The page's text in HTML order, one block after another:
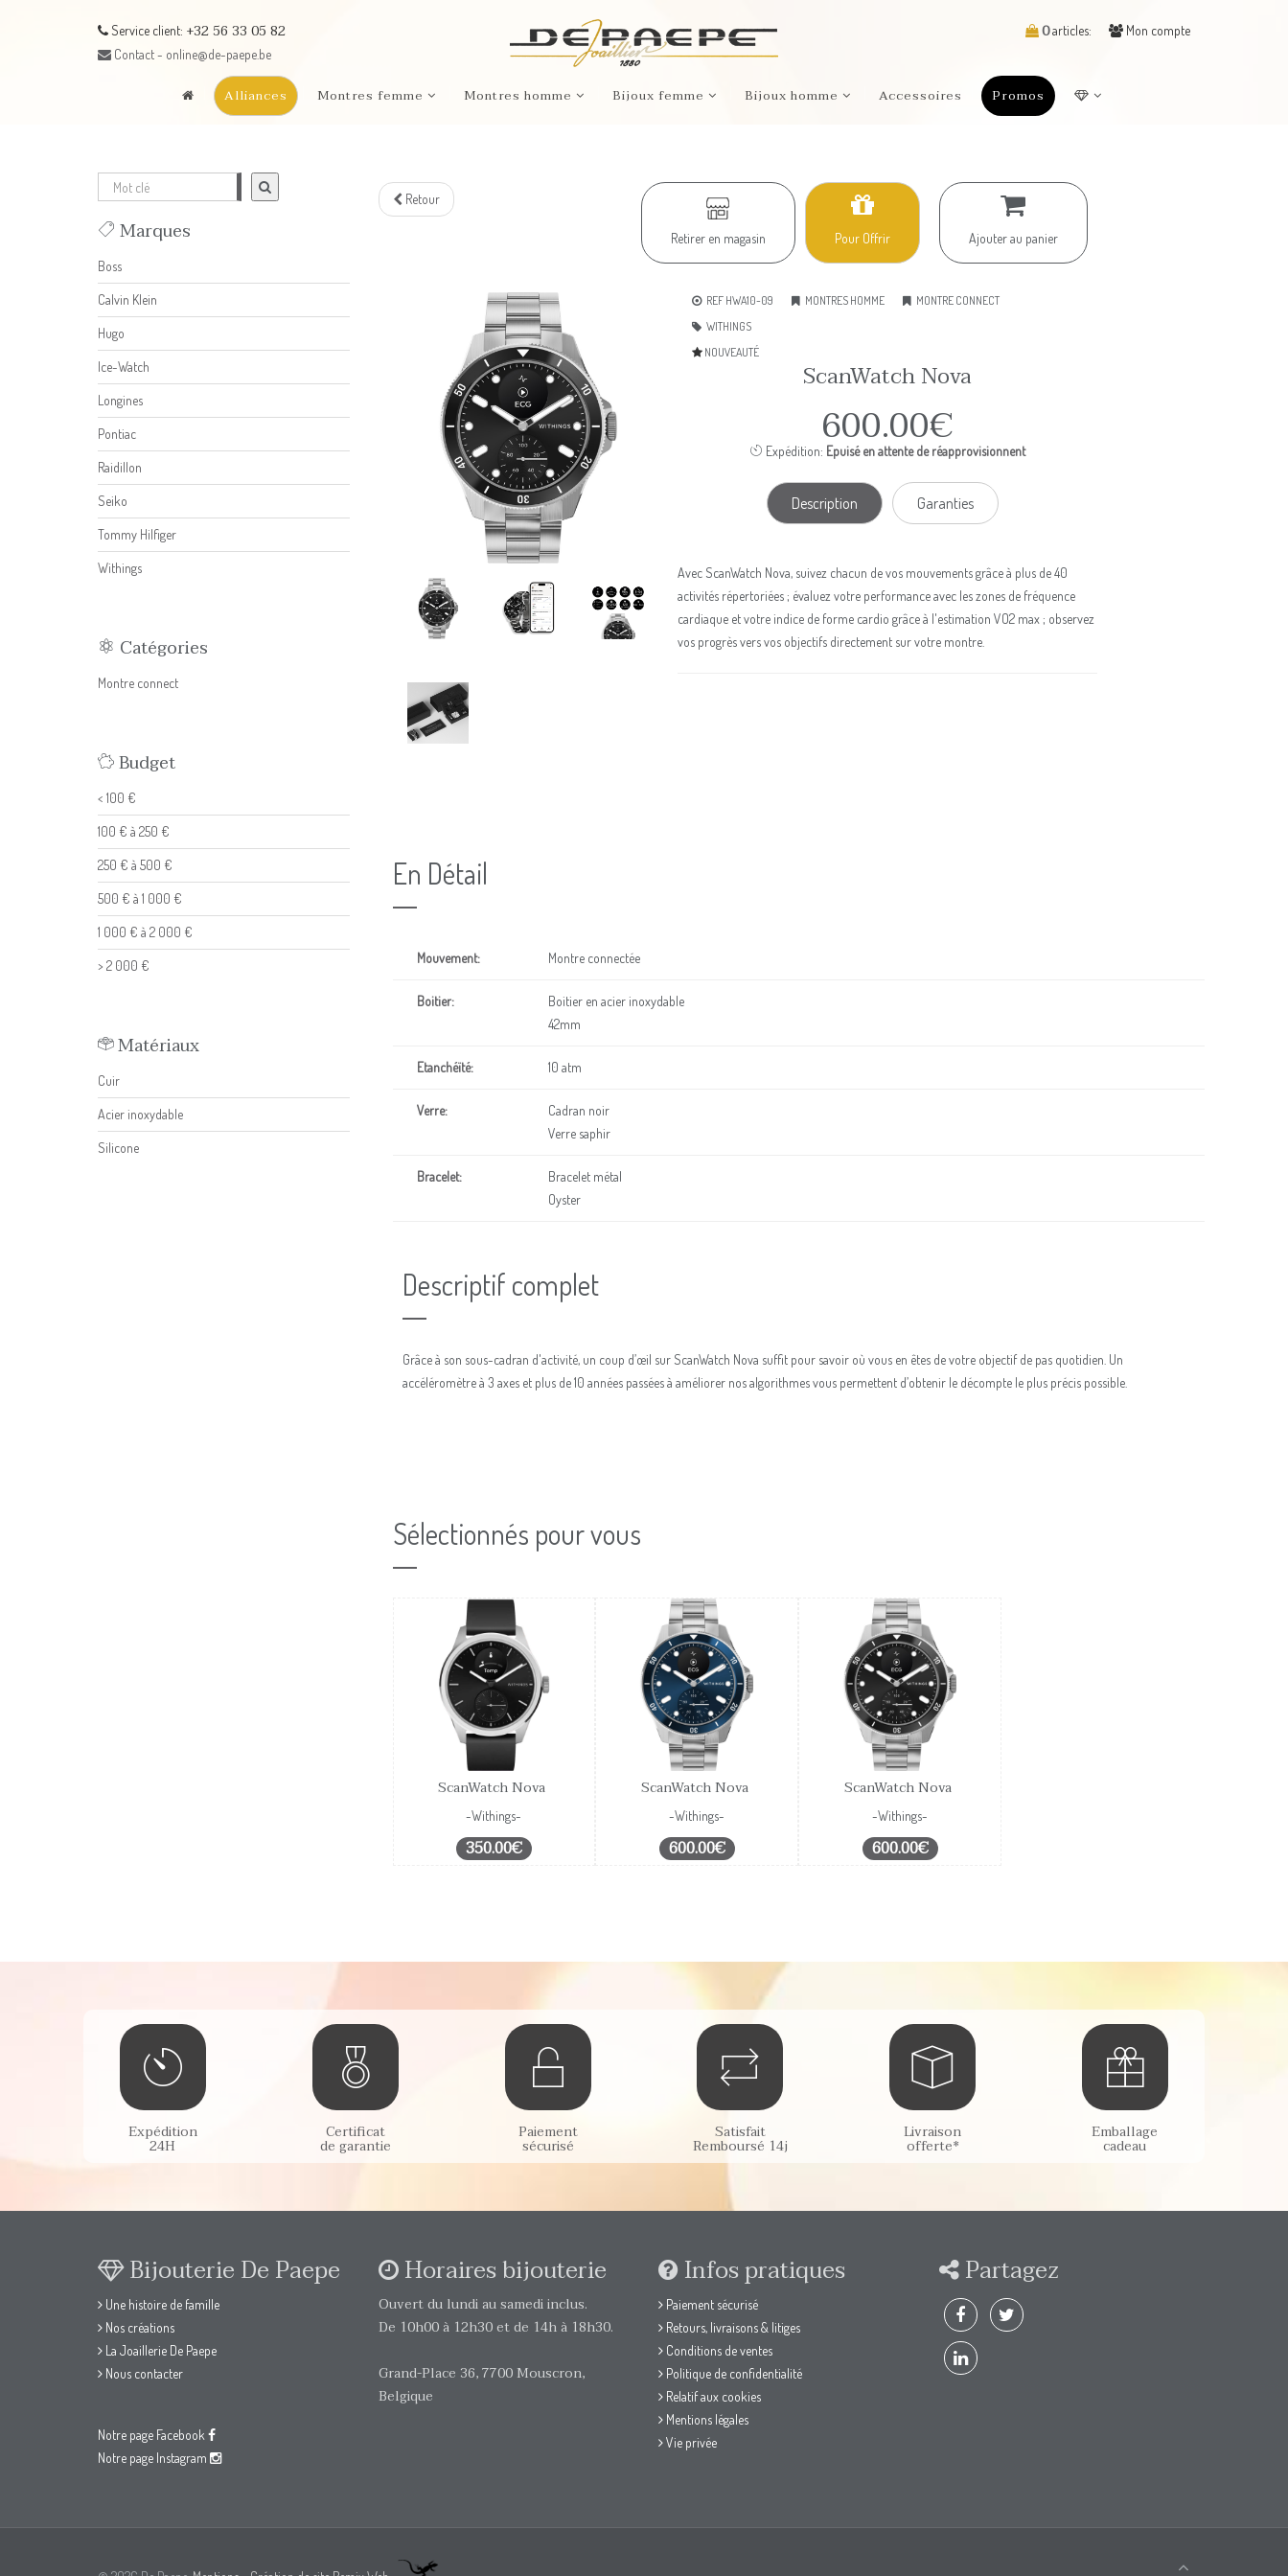
Service client: +32 56 33 05 82
Contact - online@de-paepe.be
0articles: Mon compte
Alliances Montres femme Montres homme Bijoux femme Bijoux homme Accessoires Promos
Marques
Boss
Calvin Klein
Hugo
Ice-Watch
Longines
Pontiac
Raidillon
Seiko
Tommy Hilfiger
Withings
Catégories
Montre connect
Budget
< 100 €
100 € à 250 €
250 € à 500 €
500 € à 1 000 €
1 000 € à 2 000 €
> 2 000 €
Matériaux
Cuir
Acier inoxydable
Silicone
Ajouter au panier
Pour Offrir
Retirer en magasin
Retour
REF HWA10-09 MONTRES HOMME
MONTRE CONNECT
WITHINGS
NOUVEAUTÉ
ScanWatch Nova
600.00€
Expédition: Epuisé en attente de réapprovisionnent
Description Garanties
Avec ScanWatch Nova, suivez chacun de vos mouvements grâce à plus de 40
activités répertoriées ; évaluez votre performance avec les zones de fréquence
cardiaque et votre indice de forme cardio grâce à l'estimation VO2 max ; observez
vos progrès vers vos objectifs directement sur votre montre.
En Détail
Mouvement: Montre connectée
Boitier:
Boitier en acier inoxydable
42mm
Etanchéïté: 10 atm
Verre:
Cadran noir
Verre saphir
Bracelet:
Bracelet métal
Oyster
Descriptif complet
Grâce à son sous-cadran d'activité, un coup d’œil sur ScanWatch Nova suffit pour savoir où vous en êtes de votre objectif de pas quotidien. Un
accéléromètre à 3 axes et plus de 10 années passées à améliorer nos algorithmes vous permettent d’obtenir le décompte le plus précis possible.
Sélectionnés pour vous
ScanWatch Nova
-Withings-
350.00€
ScanWatch Nova
-Withings-
600.00€
ScanWatch Nova
-Withings-
600.00€
Expédition
24H
Certificat
de garantie
Paiement
sécurisé
Satisfait
Remboursé 14j
Livraison
offerte*
Emballage
cadeau
Bijouterie De Paepe
Une histoire de famille
Nos créations
La Joaillerie De Paepe
Nous contacter
Notre page Facebook
Notre page Instagram
Horaires bijouterie
Ouvert du lundi au samedi inclus.
De 10h00 à 12h30 et de 14h à 18h30.
Grand-Place 36, 7700 Mouscron,
Belgique
Infos pratiques
Paiement sécurisé
Retours, livraisons & litiges
Conditions de ventes
Politique de confidentialité
Relatif aux cookies
Mentions légales
Vie privée
Partagez